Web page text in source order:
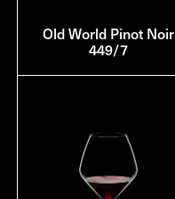
Old World Pinot Noir
449/7